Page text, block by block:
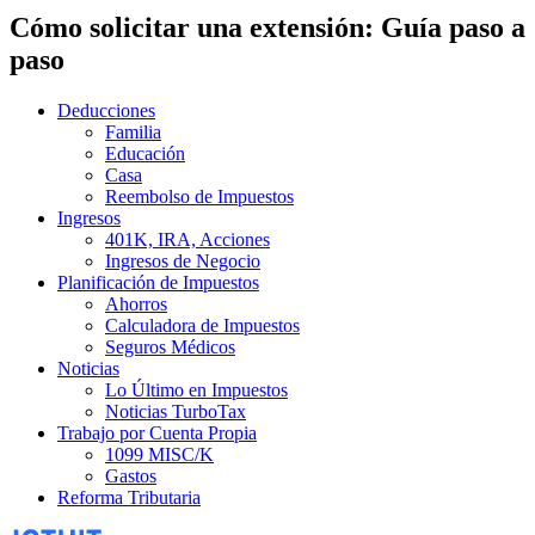
Cómo solicitar una extensión: Guía paso a
paso
Deducciones
Familia
Educación
Casa
Reembolso de Impuestos
Ingresos
401K, IRA, Acciones
Ingresos de Negocio
Planificación de Impuestos
Ahorros
Calculadora de Impuestos
Seguros Médicos
Noticias
Lo Último en Impuestos
Noticias TurboTax
Trabajo por Cuenta Propia
1099 MISC/K
Gastos
Reforma Tributaria